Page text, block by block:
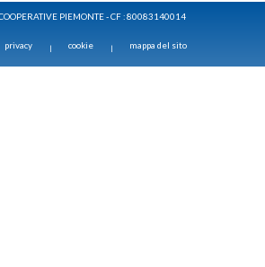
PIEMONTE - CF : 80083140014
privacy cookie mappa del sito